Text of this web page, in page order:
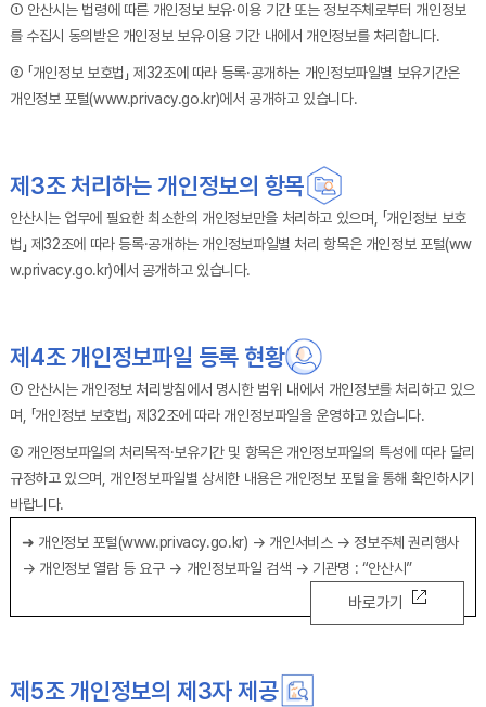
① 안산시는 법령에 따른 개인정보 보유·이용 기간 또는 정보주체로부터 개인정보
를 수집시 동의받은 개인정보 보유·이용 기간 내에서 개인정보를 처리합니다.
② 「개인정보 보호법」 제32조에 따라 등록·공개하는 개인정보파일별 보유기간은
개인정보 포털(www.privacy.go.kr)에서 공개하고 있습니다.
제3조 처리하는 개인정보의 항목
안산시는 업무에 필요한 최소한의 개인정보만을 처리하고 있으며, 「개인정보 보호
법」 제32조에 따라 등록·공개하는 개인정보파일별 처리 항목은 개인정보 포털(ww
w.privacy.go.kr)에서 공개하고 있습니다.
제4조 개인정보파일 등록 현황
① 안산시는 개인정보 처리방침에서 명시한 범위 내에서 개인정보를 처리하고 있으
며, 「개인정보 보호법」 제32조에 따라 개인정보파일을 운영하고 있습니다.
② 개인정보파일의 처리목적·보유기간 및 항목은 개인정보파일의 특성에 따라 달리
규정하고 있으며, 개인정보파일별 상세한 내용은 개인정보 포털을 통해 확인하시기
바랍니다.
➜ 개인정보 포털(www.privacy.go.kr) → 개인서비스 → 정보주체 권리행사
→ 개인정보 열람 등 요구 → 개인정보파일 검색 → 기관명 : “안산시”
바로가기
제5조 개인정보의 제3자 제공